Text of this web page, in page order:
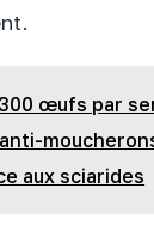
300 œufs par
aux sciarides